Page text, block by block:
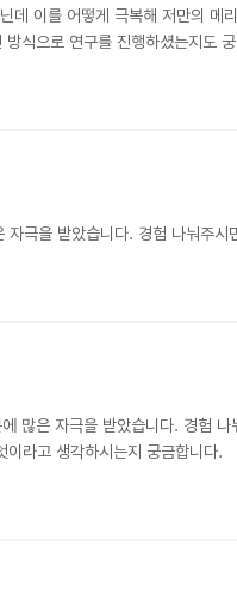
데 이를 어떻게 극복해 저만의 메
식으로 연구를 진행하셨는지도
극을 받았습니다. 경험 나눠주
많은 자극을 받았습니다. 경험
라고 생각하시는지 궁금합니다.